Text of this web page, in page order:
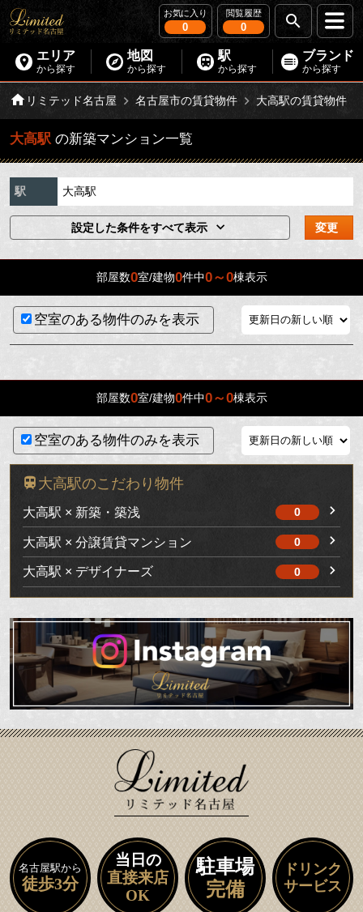
お気に入り
0
閲覧履歴
0
エリア
から探す
地図
から探す
駅
から探す
ブランド
から探す
リミテッド名古屋 名古屋市の賃貸物件 大高駅の賃貸物件
大高駅 の新築マンション一覧
駅 大高駅
設定した条件をすべて表示 変更
部屋数0室/建物0件中0～0棟表示
空室のある物件のみを表示
部屋数0室/建物0件中0～0棟表示
空室のある物件のみを表示
大高駅のこだわり物件
大高駅 × 新築・築浅 0
大高駅 × 分譲賃貸マンション 0
大高駅 × デザイナーズ 0
名古屋駅から
徒歩3分
当日の
直接来店
OK
駐車場
完備
ドリンク
サービス